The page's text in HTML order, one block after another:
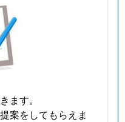
ます。
案をしてもらえま